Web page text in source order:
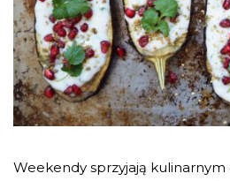
Weekendy sprzyjają